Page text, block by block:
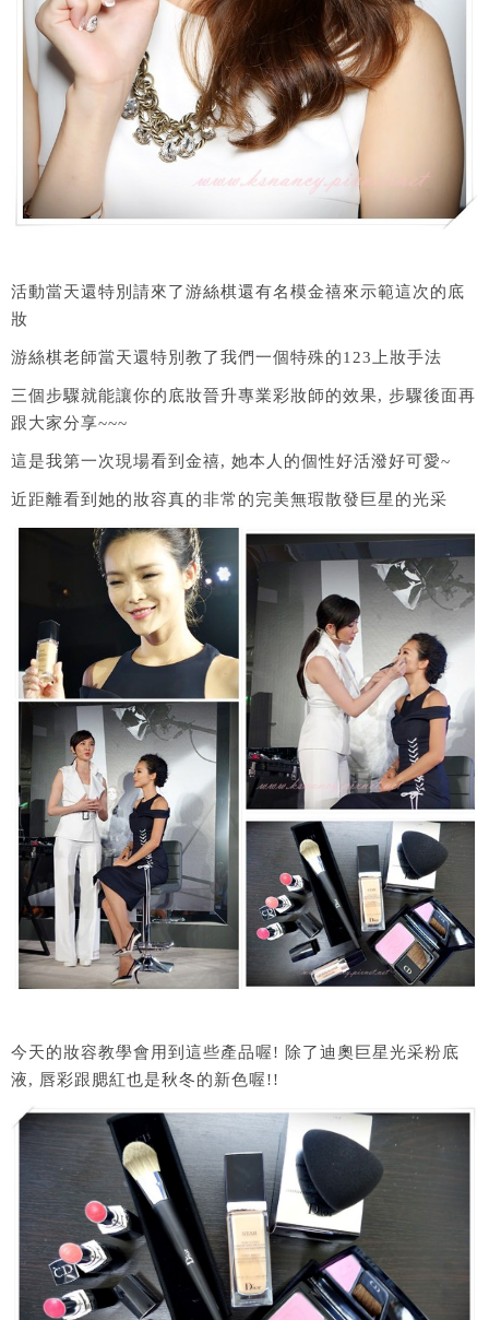
活動當天還特別請來了游絲棋還有名模金禧來示範這次的底
妝
游絲棋老師當天還特別教了我們一個特殊的123上妝手法
三個步驟就能讓你的底妝晉升專業彩妝師的效果, 步驟後面再
跟大家分享~~~
這是我第一次現場看到金禧, 她本人的個性好活潑好可愛~
近距離看到她的妝容真的非常的完美無瑕散發巨星的光采
今天的妝容教學會用到這些產品喔! 除了迪奧巨星光采粉底
液, 唇彩跟腮紅也是秋冬的新色喔!!